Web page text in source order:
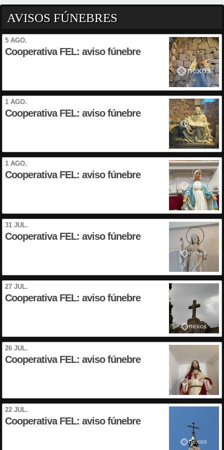
AVISOS FÚNEBRES
5 AGO.
Cooperativa FEL: aviso fúnebre
1 AGO.
Cooperativa FEL: aviso fúnebre
1 AGO.
Cooperativa FEL: aviso fúnebre
31 JUL.
Cooperativa FEL: aviso fúnebre
27 JUL.
Cooperativa FEL: aviso fúnebre
26 JUL.
Cooperativa FEL: aviso fúnebre
22 JUL.
Cooperativa FEL: aviso fúnebre